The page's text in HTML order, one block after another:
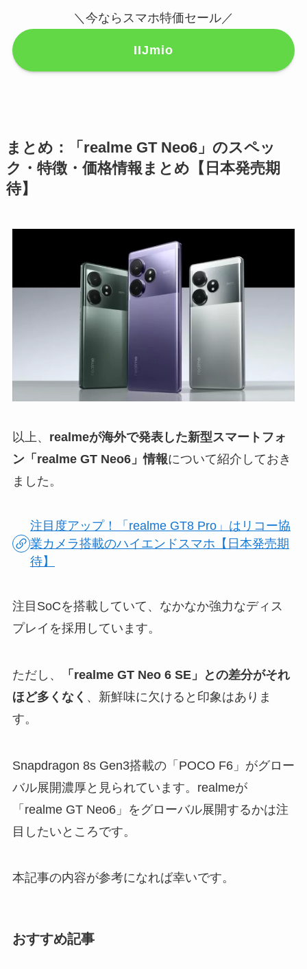
＼今ならスマホ特価セール／
IIJmio
まとめ：「realme GT Neo6」のスペッ
ク・特徴・価格情報まとめ【日本発売期
待】
以上、 realmeが海外で発表した新型スマートフォ
ン「realme GT Neo6」情報について紹介しておき
ました。
注目度アップ！「realme GT8 Pro」はリコー協
業カメラ搭載のハイエンドスマホ【日本発売期
待】
注目SoCを搭載していて、なかなか強力なディス
プレイを採用しています。
ただし、
「realme GT Neo 6 SE」との差分がそれ
ほど多くなく 、新鮮味に欠けると印象はありま
す。
Snapdragon 8s Gen3搭載の「POCO F6」がグロー
バル展開濃厚と見られています。realmeが
「realme GT Neo6」をグローバル展開するかは注
目したいところです。
本記事の内容が参考になれば幸いです。
おすすめ記事